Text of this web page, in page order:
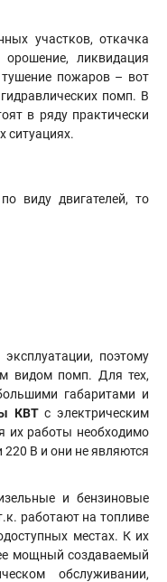
участков, откачка
ликвидация
тушение пожаров – вот
помп. В
в ряду практически
ситуациях.
виду двигателей, то
поэтому
видом помп. Для тех,
габаритами и
КВТс электрическим
их работы необходимо
220 В и они не являются
и бензиновые
работают на топливе
местах. К их
мощный создаваемый
обслуживании,